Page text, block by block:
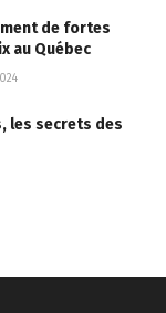
de fortes
au Québec
les secrets des